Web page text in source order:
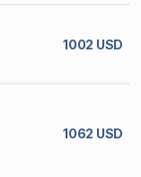
1002 USD
1062 USD